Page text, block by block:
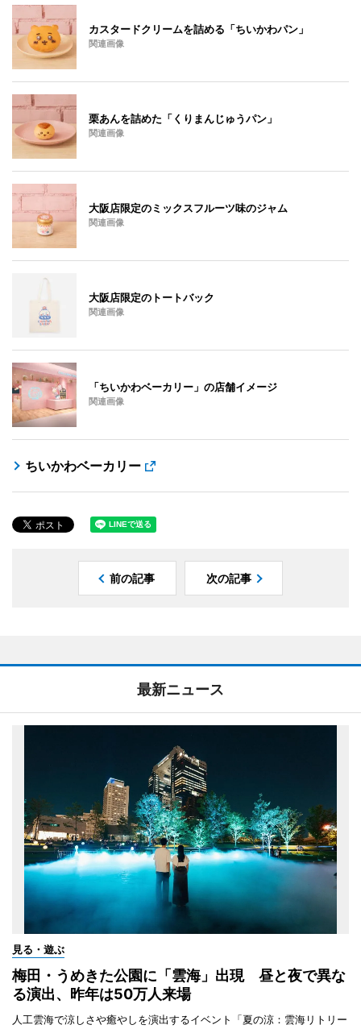
カスタードクリームを詰める「ちいかわパン」
関連画像
栗あんを詰めた「くりまんじゅうパン」
関連画像
大阪店限定のミックスフルーツ味のジャム
関連画像
大阪店限定のトートバック
関連画像
「ちいかわベーカリー」の店舗イメージ
関連画像
ちいかわベーカリー
前の記事 次の記事
最新ニュース
見る・遊ぶ
梅田・うめきた公園に「雲海」出現 昼と夜で異な
る演出、昨年は50万人来場
人工雲海で涼しさや癒やしを演出するイベント「夏の涼：雲海リトリー